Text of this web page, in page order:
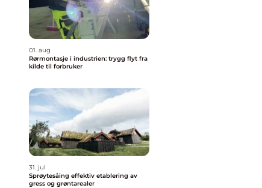
01. aug
Rørmontasje i industrien: trygg flyt fra
kilde til forbruker
31. jul
Sprøytesåing effektiv etablering av
gress og grøntarealer